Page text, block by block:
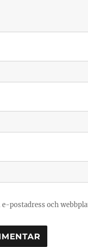
postadress och